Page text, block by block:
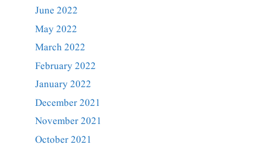
June 2022
May 2022
March 2022
February 2022
January 2022
December 2021
November 2021
October 2021